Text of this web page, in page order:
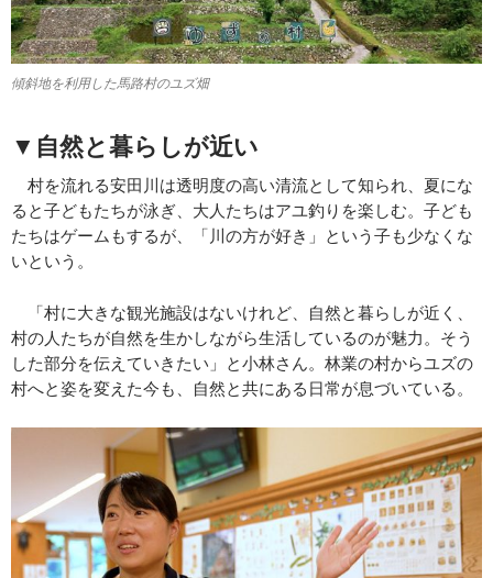
傾斜地を利用した馬路村のユズ畑
▼自然と暮らしが近い
村を流れる安田川は透明度の高い清流として知られ、夏にな
ると子どもたちが泳ぎ、大人たちはアユ釣りを楽しむ。子ども
たちはゲームもするが、「川の方が好き」という子も少なくな
いという。
「村に大きな観光施設はないけれど、自然と暮らしが近く、
村の人たちが自然を生かしながら生活しているのが魅力。そう
した部分を伝えていきたい」と小林さん。林業の村からユズの
村へと姿を変えた今も、自然と共にある日常が息づいている。